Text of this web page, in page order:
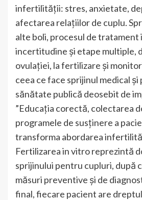
infertilității: stres, anxietate,
afectarea relațiilor de cuplu.
alte boli, procesul de tratament
incertitudine și etape multiple,
ovulației, la fertilizare și
ceea ce face sprijinul medical și
sănătate publică deosebit de
”Educația corectă, colectarea
programele de susținere a
transforma abordarea
Fertilizarea in vitro reprezintă
sprijinului pentru cupluri, după
măsuri preventive și de
final, fiecare pacient are